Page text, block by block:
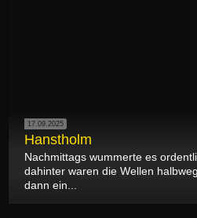
17.09.2025
Hanstholm
Nachmittags wummerte es
dahinter waren die Wellen
dann ein...